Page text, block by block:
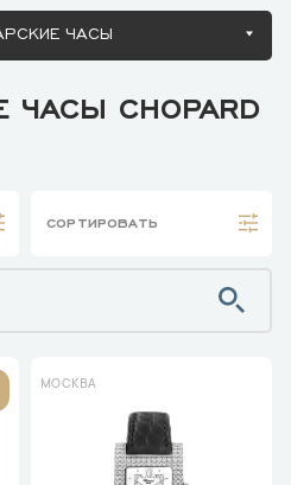
ЧАСЫ
CHOPARD
СОРТИРОВАТЬ
МОСКВА